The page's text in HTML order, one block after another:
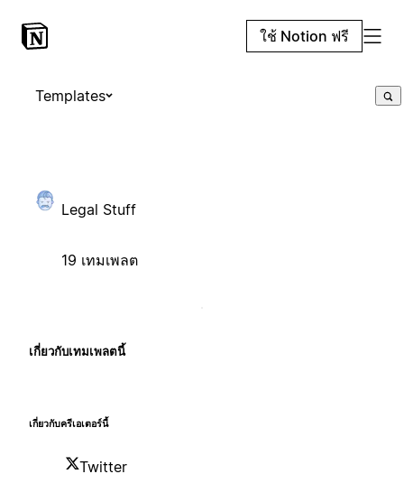
ใช้ Notion ฟรี
Templates
Legal Stuff
19 เทมเพลต
เกี่ยวกับเทมเพลตนี้
เกี่ยวกับครีเอเตอร์นี้
Twitter